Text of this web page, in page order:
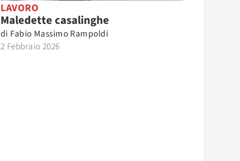
LAVORO
Maledette casalinghe
di Fabio Massimo Rampoldi
2 Febbraio 2026